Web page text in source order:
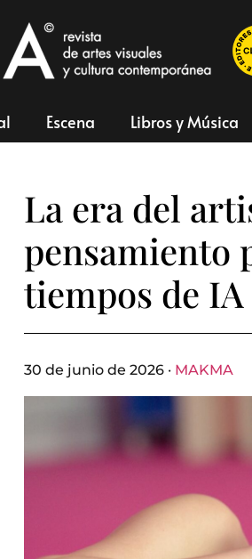
Escena Libros y Música
La era del
pensamiento
tiempos de IA
30 de junio de 2026 · MAKMA